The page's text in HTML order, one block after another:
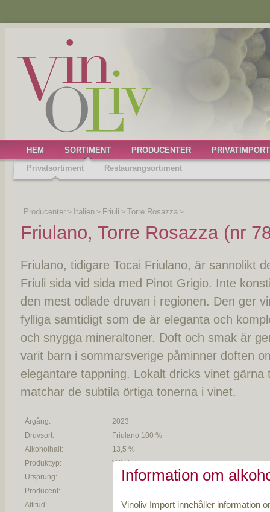
HEM SORTIMENT PRODUCENTER
PRIVATIMPORT
Privatsortiment
Restaurangsortiment
Producenter > Italien > Friuli > Torre Rosazza >
Friulano, Torre Rosazza (nr
Friulano, tidigare Tocai Friulano, är sannolikt
Friuli sida vid sida med Pinot Grigio. Inte
den mest odlade druvan i regionen. Den ger
fylliga samtidigt som de är eleganta och
och snygga mineraltoner. Doft och smak är
varit barn i sommarsverige påminner doften
elegantare tappning. Lokalt dricks vinet
matchar de subtila örtiga tonerna i vinet.
Årgång:
2023
Druvsort:
Friulano 100 %
Alkoholhalt:
13,5 %
Produkttyp:
Vitt vin
Ursprung:
Friuli Colli Orientali DOC
Producent:
Torre Rosazza
Altitud:
130-170 möh
Information om
Vinoliv Import innehåller information